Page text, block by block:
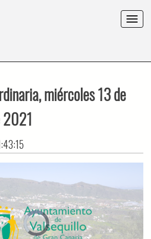
Toggle
miércoles 13 de
2021
Video
Player
is
loading.